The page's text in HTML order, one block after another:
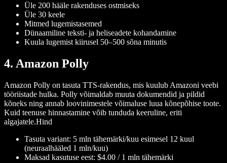
Üle 200 hääle rakenduses ostmiseks
Üle 30 keele
Mitmed lugemistasemed
Dünaamiline teksti- ja heliseadete kohandamine
Kuula lugemist kiirusel 50–500 sõna minutis
4. Amazon Polly
Amazon Polly on tasuta TTS-rakendus, mis kuulub Amazoni veebi
tööriistade hulka. Polly võimaldab muuta dokumendid ja pildid
kõneks ning annab loovinimestele võimaluse luua kõnepõhise toote.
Kuid teenuse hinnastamine võib tunduda keeruline, eriti
algajatele.Hind
Tasuta variant: 5 mln tähemärki/kuu esimesel 12 kuul
(neuraalhääled 1 mln/kuu)
Maksad kasutuse eest: $4.00 / 1 mln tähemärki